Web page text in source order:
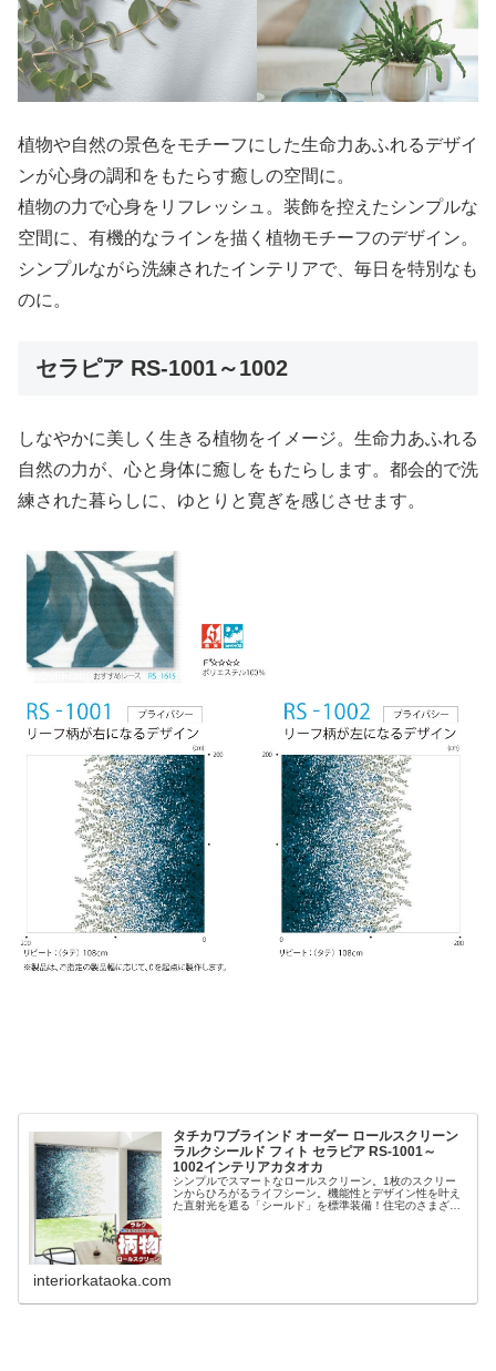
植物や自然の景色をモチーフにした生命力あふれるデザイ
ンが心身の調和をもたらす癒しの空間に。
植物の力で心身をリフレッシュ。装飾を控えたシンプルな
空間に、有機的なラインを描く植物モチーフのデザイン。
シンプルながら洗練されたインテリアで、毎日を特別なも
のに。
セラピア RS-1001～1002
しなやかに美しく生きる植物をイメージ。生命力あふれる
自然の力が、心と身体に癒しをもたらします。都会的で洗
練された暮らしに、ゆとりと寛ぎを感じさせます。
タチカワブラインド オーダー ロールスクリーン
ラルクシールド フィト セラピア RS-1001～
1002インテリアカタオカ
シンプルでスマートなロールスクリーン。1枚のスクリー
ンからひろがるライフシーン。機能性とデザイン性を叶え
た直射光を遮る「シールド」を標準装備！住宅のさまざま
interiorkataoka.com